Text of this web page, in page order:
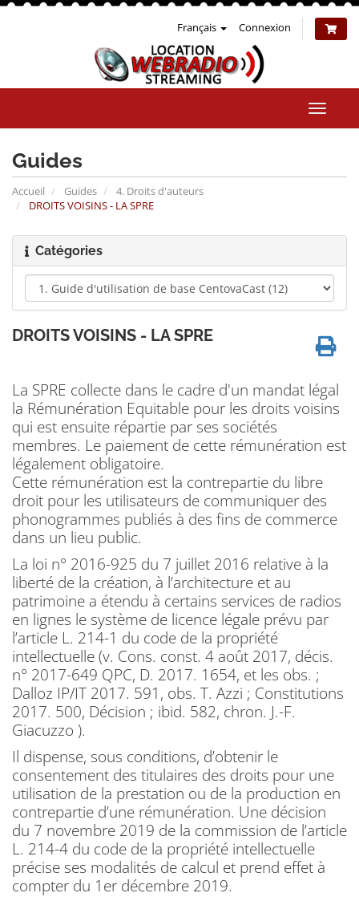
Français Connexion
la
Guides
Accueil Guides
4. Droits d'auteurs
DROITS VOISINS - LA SPRE
Catégories
DROITS VOISINS - LA SPRE
La SPRE collecte dans le cadre d'un mandat légal
la Rémunération Equitable pour les droits voisins
qui est ensuite répartie par ses sociétés
membres. Le paiement de cette rémunération est
légalement obligatoire.
Cette rémunération est la contrepartie du libre
droit pour les utilisateurs de communiquer des
phonogrammes publiés à des fins de commerce
dans un lieu public.
La loi n° 2016-925 du 7 juillet 2016 relative à la
liberté de la création, à l’architecture et au
patrimoine a étendu à certains services de radios
en lignes le système de licence légale prévu par
l’article L. 214-1 du code de la propriété
intellectuelle (v. Cons. const. 4 août 2017, décis.
n° 2017-649 QPC, D. 2017. 1654, et les obs. ;
Dalloz IP/IT 2017. 591, obs. T. Azzi ; Constitutions
2017. 500, Décision ; ibid. 582, chron. J.-F.
Giacuzzo ).
Il dispense, sous conditions, d’obtenir le
consentement des titulaires des droits pour une
utilisation de la prestation ou de la production en
contrepartie d’une rémunération. Une décision
du 7 novembre 2019 de la commission de l’article
L. 214-4 du code de la propriété intellectuelle
précise ses modalités de calcul et prend effet à
compter du 1er décembre 2019.